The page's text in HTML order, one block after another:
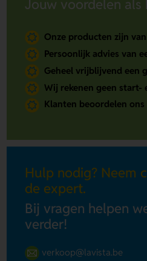
Jouw voordelen als
Onze producten zijn
Persoonlijk advies van
Geheel vrijblijvend een
Wij rekenen geen start-
Klanten beoordelen
Hulp nodig? Neem
de expert.
Bij vragen helpen
verder!
verkoop@lavista.be